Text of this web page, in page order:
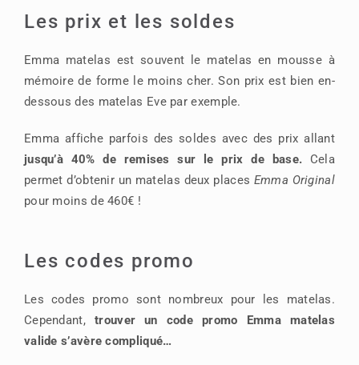
Les prix et les soldes
Emma matelas est souvent le matelas en mousse à
mémoire de forme le moins cher. Son prix est bien en-
dessous des matelas Eve par exemple.
Emma affiche parfois des soldes avec des prix allant
jusqu’à 40% de remises sur le prix de base. Cela
permet d’obtenir un matelas deux places Emma Original
pour moins de 460€ !
Les codes promo
Les codes promo sont nombreux pour les matelas.
Cependant,trouver un code promo Emma matelas
valide s’avère compliqué…